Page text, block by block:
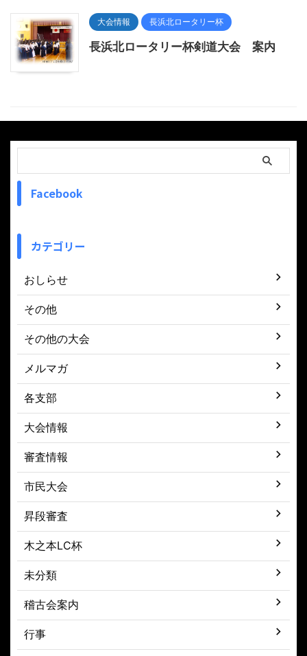
大会情報 長浜北ロータリー杯
長浜北ロータリー杯剣道大会 案内
Facebook
カテゴリー
おしらせ
その他
その他の大会
メルマガ
各支部
大会情報
審査情報
市民大会
昇段審査
木之本LC杯
未分類
稽古会案内
行事